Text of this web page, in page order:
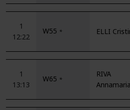
1
12:22
W55 * ELLI
1
13:13
W65 *
RIVA
Annamaria